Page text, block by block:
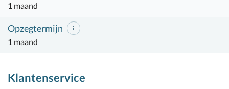
1 maand
Opzegtermijn
1 maand
Klantenservice